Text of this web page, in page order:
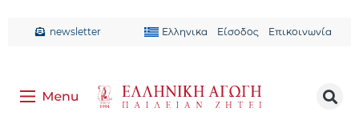
newsletter Ελληνικα Είσοδος Επικοινωνία